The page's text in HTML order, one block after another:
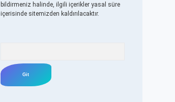
bildirmeniz halinde, ilgili içerikler yasal süre
içerisinde sitemizden kaldırılacaktır.